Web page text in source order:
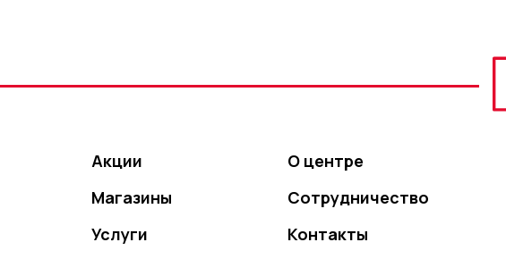
Акции
Магазины
Услуги
О центре
Сотрудничество
Контакты